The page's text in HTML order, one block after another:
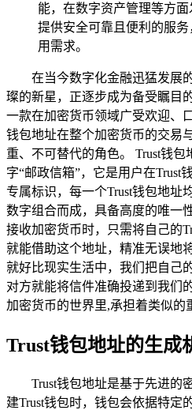
能，在数字资产管理等方
提供安全可靠且便利的服
用需求。
在当今数字化金融迅猛发展
璨的新星，正逐步成为备受瞩目
一款在加密货币领域广受欢迎、
钱包地址在整个加密货币的交易
重、不可替代的角色。 Trust钱
字“邮政信箱”，它是用户在Trust
专属标识，每一个Trust钱包地址
数字组合而成，具备高度的唯一
接收加密货币时，只需将自己的
就能借助这个地址，精准无误地
就好比现实生活中，我们把自己
对方就能将信件准确投递到我们
加密货币的世界里,承担着类似的
Trust钱包地址的生成
Trust钱包地址是基于先进的
建Trust钱包时，钱包会依据特定